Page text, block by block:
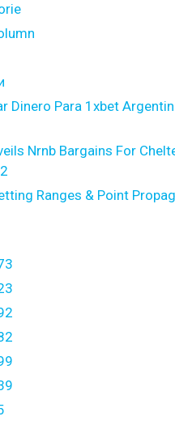
Dinero Para 1xbet
Nrnb Bargains For
Ranges & Point